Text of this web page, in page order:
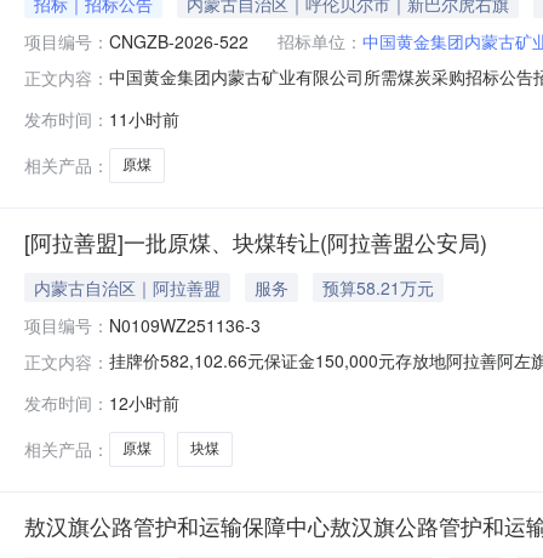
项目编号： CNGZB-2026-522 招标单位： 中国黄金集团内蒙古矿
正文内容： 中国黄金集团内蒙古矿业有限公司所需煤炭采购招标公
含氮量(≤%)粒度挥发份煤灰熔融性软化温度(℃)焦渣特性
通
发布时间： 11小时前
相关产品：
原煤
[阿拉善盟]一批原煤、块煤转让(阿拉善盟公安局)
内蒙古自治区｜阿拉善盟 服务
预算58.21万元
项目编号： N0109WZ251136-3
正文内容： 挂牌价582,102.66元保证金150,000元存放地阿拉善阿
以现场勘验为准1批765924.55合计765924.55存放地阿
发布时间： 12小时前
相关产品：
原煤 块煤
敖汉旗公路管护和运输保障中心敖汉旗公路管护和运